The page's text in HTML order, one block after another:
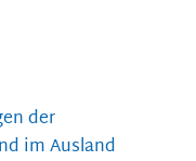
der
im Ausland